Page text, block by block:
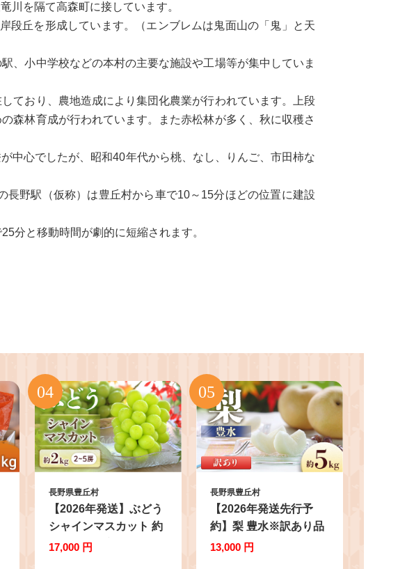
川を隔て高森町に接しています。
段丘を形成しています。（エンブレムは鬼面山の「鬼」と天
、小中学校などの本村の主要な施設や工場等が集中していま
ており、農地造成により集団化農業が行われています。上段
森林育成が行われています。また赤松林が多く、秋に収穫さ
中心でしたが、昭和40年代から桃、なし、りんご、市田柿な
野駅（仮称）は豊丘村から車で10～15分ほどの位置に建設
分と移動時間が劇的に短縮されます。
長野県豊丘村
【2026年発送】ぶどう
シャインマスカット 約
2kg【2～5房】※2026
17,000 円
長野県豊丘村
【2026年発送先行予
約】梨 豊水※訳あり品
※ 約5kg【8～16
13,000 円